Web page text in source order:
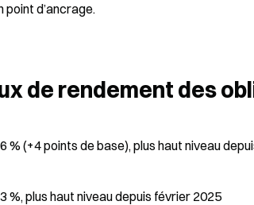
point d’ancrage.
de rendement des
% (+4 points de base), plus haut niveau
%, plus haut niveau depuis février 2025